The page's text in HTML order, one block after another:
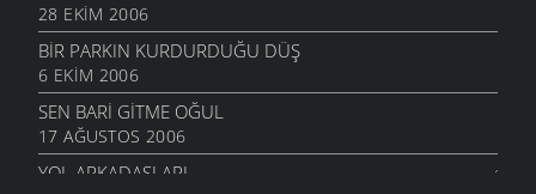
28 EKIM 2006
BIR PARKIN KURDURDUĞU DÜŞ
6 EKIM 2006
SEN BARİ GİTME OĞUL
17 AĞUSTOS 2006
YOL ARKADAŞLARI